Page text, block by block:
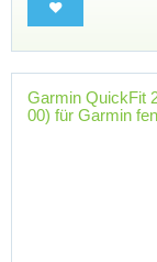
Garmin QuickFit
00) für Garmin